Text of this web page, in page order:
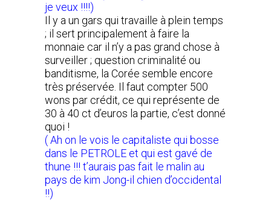
je veux !!!!)
Il y a un gars qui travaille à plein temps
; il sert principalement à faire la
monnaie car il n’y a pas grand chose à
surveiller ; question criminalité ou
banditisme, la Corée semble encore
très préservée. Il faut compter 500
wons par crédit, ce qui représente de
30 à 40 ct d’euros la partie, c’est donné
quoi !
( Ah on le vois le capitaliste qui bosse
dans le PETROLE et qui est gavé de
thune !!! t’aurais pas fait le malin au
pays de kim Jong-il chien d’occidental
!!)